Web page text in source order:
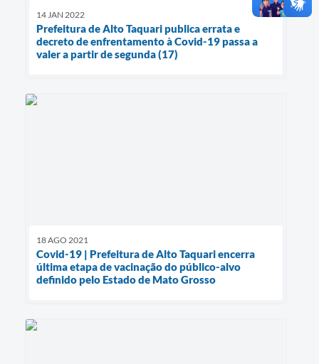
14 JAN 2022
Prefeitura de Alto Taquari publica errata e
decreto de enfrentamento à Covid-19 passa a
valer a partir de segunda (17)
18 AGO 2021
Covid-19 | Prefeitura de Alto Taquari encerra
última etapa de vacinação do público-alvo
definido pelo Estado de Mato Grosso